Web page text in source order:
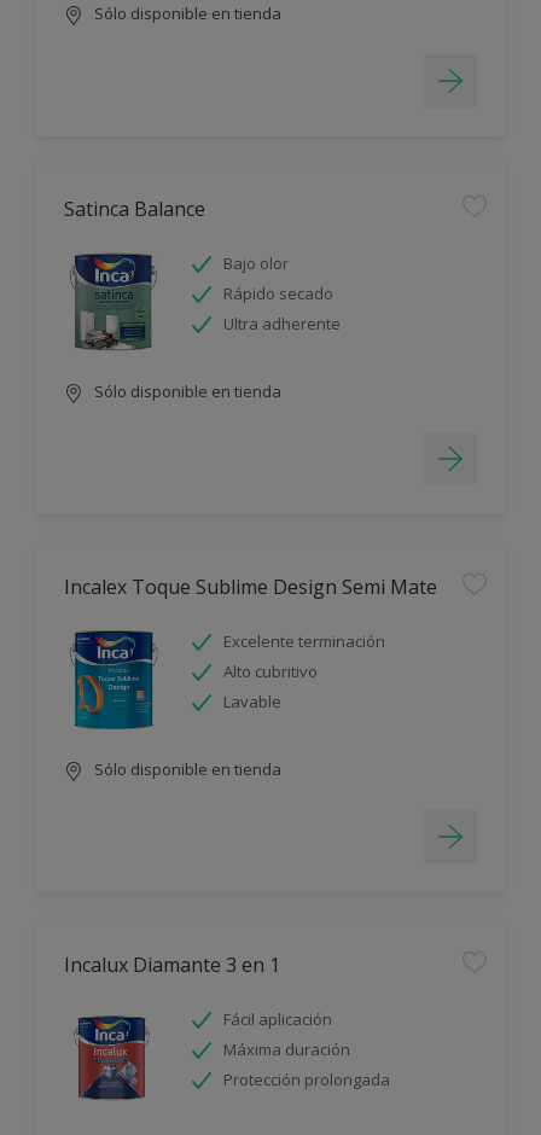
Sólo disponible en tienda
Satinca Balance
Bajo olor
Rápido secado
Ultra adherente
Sólo disponible en tienda
Incalex Toque Sublime Design Semi Mate
Excelente terminación
Alto cubritivo
Lavable
Sólo disponible en tienda
Incalux Diamante 3 en 1
Fácil aplicación
Máxima duración
Protección prolongada